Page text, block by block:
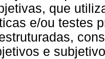
que
e/ou testes
e